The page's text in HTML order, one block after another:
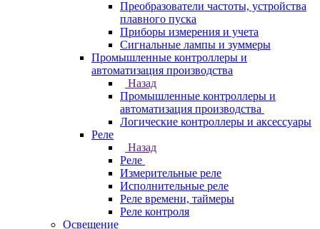
Преобразователи частоты, устройства
плавного пуска
Приборы измерения и учета
Сигнальные лампы и зуммеры
Промышленные контроллеры и
автоматизация производства
Назад
Промышленные контроллеры и
автоматизация производства
Логические контроллеры и аксессуары
Реле
Назад
Реле
Измерительные реле
Исполнительные реле
Реле времени, таймеры
Реле контроля
Освещение